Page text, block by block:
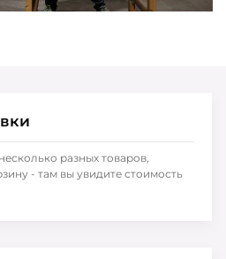
разных товаров,
- там вы увидите стоимость